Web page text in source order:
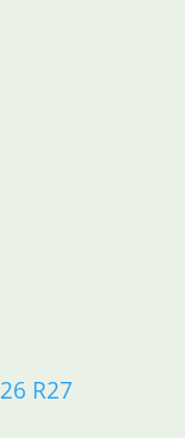
R27